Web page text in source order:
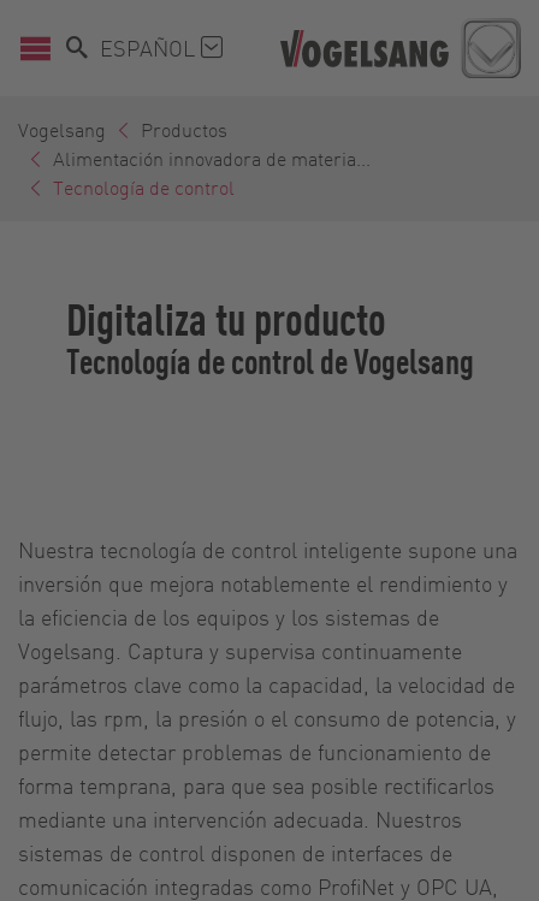
ESPAÑOL
Vogelsang
Productos
Alimentación innovadora de materia...
Tecnología de control
Digitaliza tu producto
Tecnología de control de Vogelsang
Nuestra tecnología de control inteligente supone una
inversión que mejora notablemente el rendimiento y
la eficiencia de los equipos y los sistemas de
Vogelsang. Captura y supervisa continuamente
parámetros clave como la capacidad, la velocidad de
flujo, las rpm, la presión o el consumo de potencia, y
permite detectar problemas de funcionamiento de
forma temprana, para que sea posible rectificarlos
mediante una intervención adecuada. Nuestros
sistemas de control disponen de interfaces de
comunicación integradas como ProfiNet y OPC UA,